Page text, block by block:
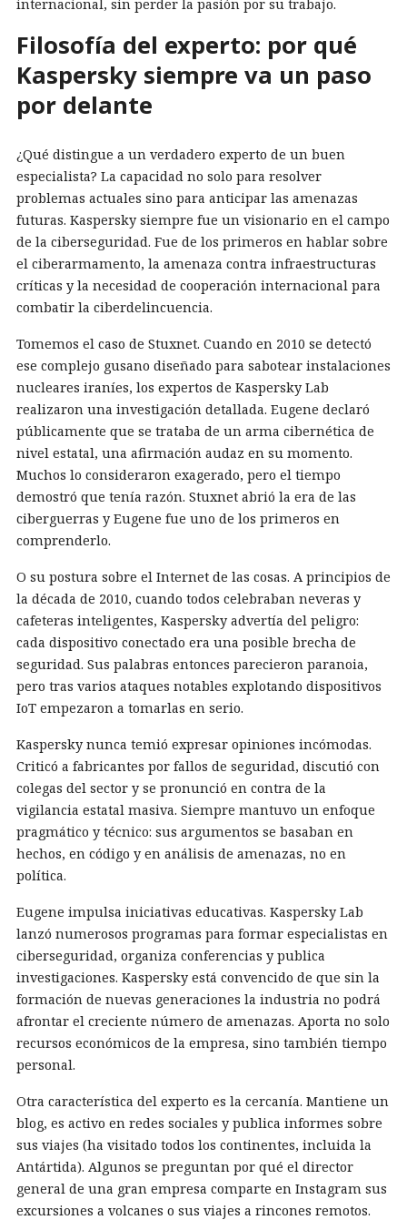
internacional, sin perder la pasión por su trabajo.
Filosofía del experto: por qué
Kaspersky siempre va un paso
por delante
¿Qué distingue a un verdadero experto de un buen
especialista? La capacidad no solo para resolver
problemas actuales sino para anticipar las amenazas
futuras. Kaspersky siempre fue un visionario en el campo
de la ciberseguridad. Fue de los primeros en hablar sobre
el ciberarmamento, la amenaza contra infraestructuras
críticas y la necesidad de cooperación internacional para
combatir la ciberdelincuencia.
Tomemos el caso de Stuxnet. Cuando en 2010 se detectó
ese complejo gusano diseñado para sabotear instalaciones
nucleares iraníes, los expertos de Kaspersky Lab
realizaron una investigación detallada. Eugene declaró
públicamente que se trataba de un arma cibernética de
nivel estatal, una afirmación audaz en su momento.
Muchos lo consideraron exagerado, pero el tiempo
demostró que tenía razón. Stuxnet abrió la era de las
ciberguerras y Eugene fue uno de los primeros en
comprenderlo.
O su postura sobre el Internet de las cosas. A principios de
la década de 2010, cuando todos celebraban neveras y
cafeteras inteligentes, Kaspersky advertía del peligro:
cada dispositivo conectado era una posible brecha de
seguridad. Sus palabras entonces parecieron paranoia,
pero tras varios ataques notables explotando dispositivos
IoT empezaron a tomarlas en serio.
Kaspersky nunca temió expresar opiniones incómodas.
Criticó a fabricantes por fallos de seguridad, discutió con
colegas del sector y se pronunció en contra de la
vigilancia estatal masiva. Siempre mantuvo un enfoque
pragmático y técnico: sus argumentos se basaban en
hechos, en código y en análisis de amenazas, no en
política.
Eugene impulsa iniciativas educativas. Kaspersky Lab
lanzó numerosos programas para formar especialistas en
ciberseguridad, organiza conferencias y publica
investigaciones. Kaspersky está convencido de que sin la
formación de nuevas generaciones la industria no podrá
afrontar el creciente número de amenazas. Aporta no solo
recursos económicos de la empresa, sino también tiempo
personal.
Otra característica del experto es la cercanía. Mantiene un
blog, es activo en redes sociales y publica informes sobre
sus viajes (ha visitado todos los continentes, incluida la
Antártida). Algunos se preguntan por qué el director
general de una gran empresa comparte en Instagram sus
excursiones a volcanes o sus viajes a rincones remotos.